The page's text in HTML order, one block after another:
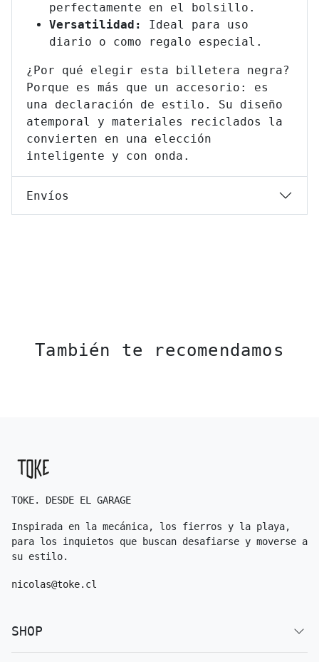
perfectamente en el bolsillo.
Versatilidad:
Ideal para uso
diario o como regalo especial.
¿Por qué elegir esta billetera negra?
Porque es más que un accesorio: es
una declaración de estilo. Su diseño
atemporal y materiales reciclados la
convierten en una elección
inteligente y con onda.
Envíos
También te recomendamos
TOKE. DESDE EL GARAGE
Inspirada en la mecánica, los fierros y la playa,
para los inquietos que buscan desafiarse y moverse a
su estilo.
nicolas@toke.cl
SHOP